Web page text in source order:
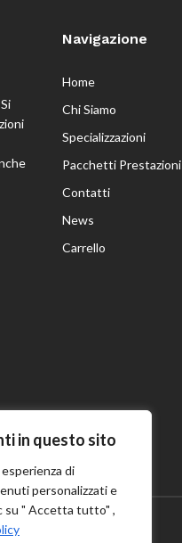
in questo sito
di
personalizzati e
su " Accetta tutto" ,
Navigazione
Home
Chi Siamo
Specializzazioni
Pacchetti Prestazioni
Contatti
News
Carrello